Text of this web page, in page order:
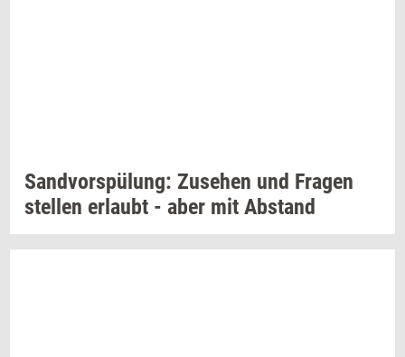
Sandvorspülung: Zu­se­hen und Fra­gen
stel­len er­laubt - aber mit Ab­stand